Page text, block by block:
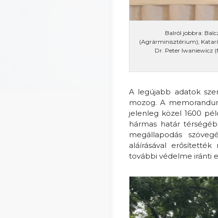
Balról jobbra:
(Agrárminisztérium);
Dr. Peter Iwaniewicz
A legújabb adatok
mozog. A
jelenleg közel 1600
hármas határ
megállapodás
aláírásával
további védelme iránti